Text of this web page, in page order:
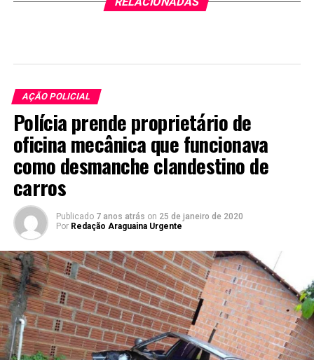
AÇÃO POLICIAL
Polícia prende proprietário de
oficina mecânica que funcionava
como desmanche clandestino de
carros
Publicado 7 anos atrás on 25 de janeiro de 2020
Por Redação Araguaina Urgente